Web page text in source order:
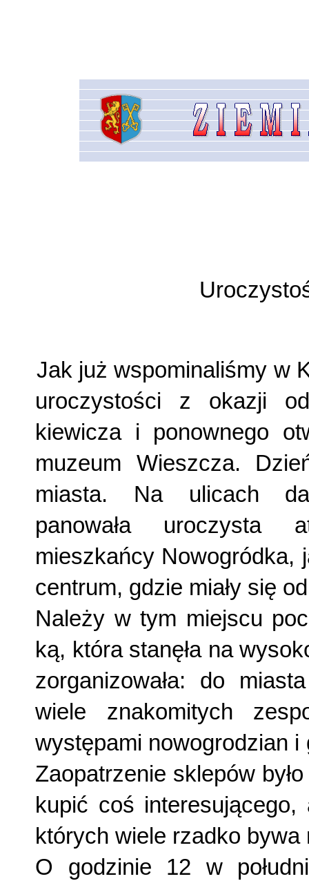
Jak już wspominaliśmy w
uroczystości z okazji
kiewicza i ponownego
muzeum Wieszcza.
miasta. Na ulicach
panowała uroczysta
mieszkańcy Nowogródka,
centrum, gdzie miały się
Należy w tym miejscu
ką, która stanęła na
zorganizowała: do
wiele znakomitych
występami nowogrodzian i
Zaopat­rzenie sklepów
kupić coś
których wiele rzadko
O godzinie 12 w